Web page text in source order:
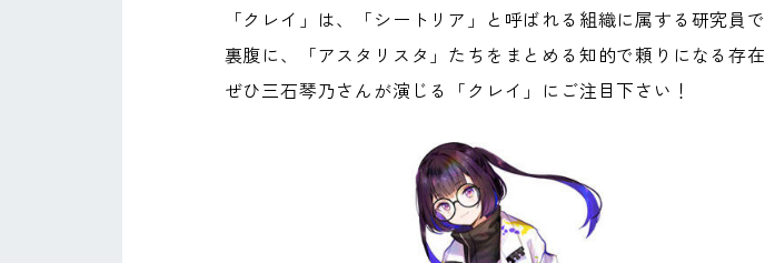
「クレイ」は、「シートリア」と呼ばれる組織に属する研究
裏腹に、「アスタリスタ」たちをまとめる知的で頼りになる存在
ぜひ三石琴乃さんが演じる「クレイ」にご注目下さい！